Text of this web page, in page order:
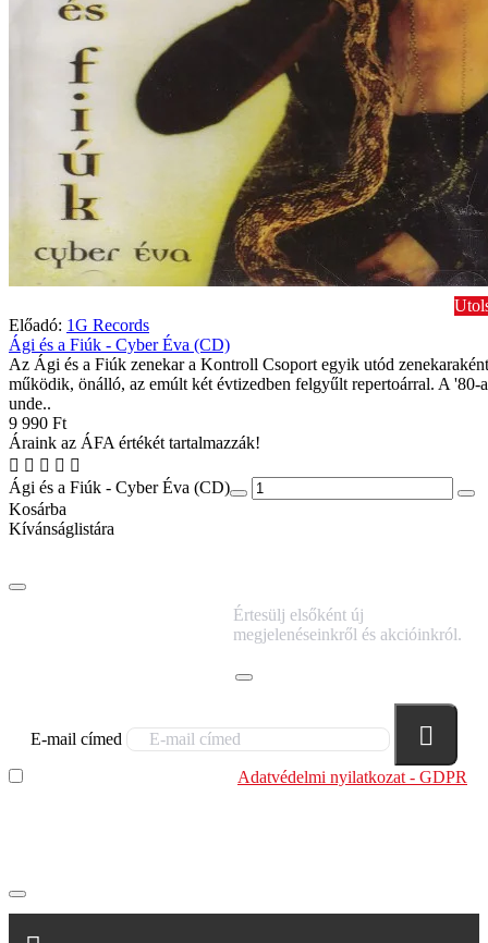
Előadó: 1G Records
Ági és a Fiúk - Cyber Éva (CD)
Az Ági és a Fiúk zenekar a Kontroll Csoport egyik utód zenekaraként
működik, önálló, az emúlt két évtizedben felgyűlt repertoárral. A '80-
unde..
9 990 Ft
Áraink az ÁFA értékét tartalmazzák!
Ági és a Fiúk - Cyber Éva (CD)
Kosárba
Kívánságlistára
Értesülj elsőként új
megjelenéseinkről és akcióinkról.
E-mail címed
Adatvédelmi nyilatkozat - GDPR